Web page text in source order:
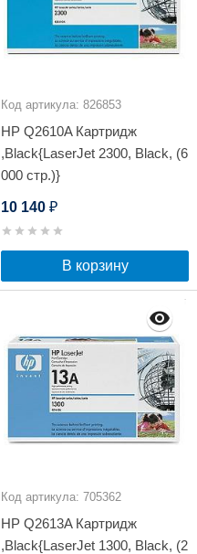
Код артикула: 826853
HP Q2610A Картридж
,Black{LaserJet 2300, Black, (6
000 стр.)}
10 140 ₽
В корзину
Код артикула: 705362
HP Q2613A Картридж
,Black{LaserJet 1300, Black, (2